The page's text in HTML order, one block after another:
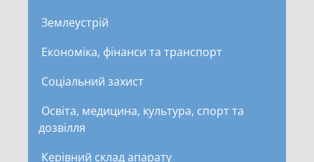
Землеустрій
Економіка, фінанси та транспорт
Соціальний захист
Освіта, медицина, культура, спорт та
дозвілля
Керівний склад апарату